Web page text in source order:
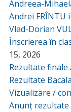
Andreea-
Andrei FRÎNTU
Vlad-Dorian
Înscrierea în
15, 2026
Rezultate
Rezultate
Vizualizare /
Anunț rezultate